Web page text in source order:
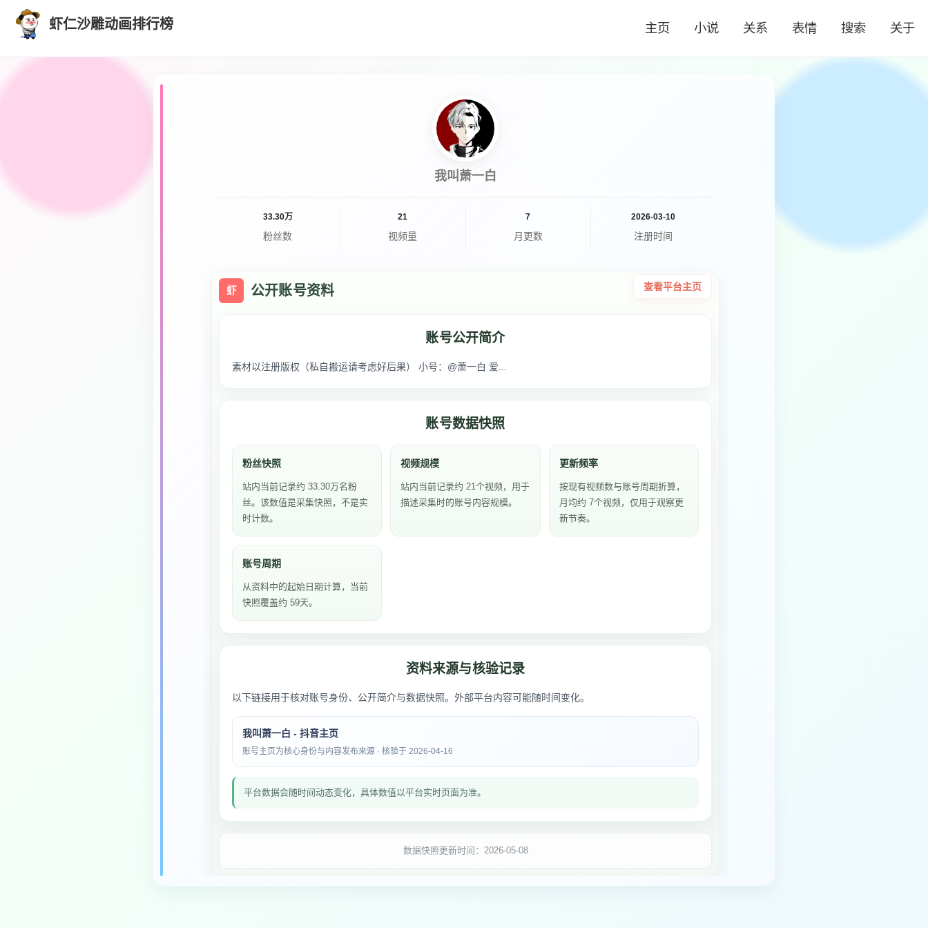
虾仁沙雕动画排行榜 主页 小说 关系 表情 搜索 关于
我叫萧一白
33.30万
粉丝数
21
视频量
7
月更数
2026-03-10
注册时间
虾 公开账号资料 查看平台主页
账号公开简介
素材以注册版权（私自搬运请考虑好后果） 小号：@萧一白 爱...
账号数据快照
粉丝快照
站内当前记录约 33.30万名粉
丝。该数值是采集快照，不是实
时计数。
视频规模
站内当前记录约 21个视频，用于
描述采集时的账号内容规模。
更新频率
按现有视频数与账号周期折算，
月均约 7个视频，仅用于观察更
新节奏。
账号周期
从资料中的起始日期计算，当前
快照覆盖约 59天。
资料来源与核验记录
以下链接用于核对账号身份、公开简介与数据快照。外部平台内容可能随时间变化。
我叫萧一白 - 抖音主页
账号主页为核心身份与内容发布来源 · 核验于 2026-04-16
平台数据会随时间动态变化，具体数值以平台实时页面为准。
数据快照更新时间：2026-05-08